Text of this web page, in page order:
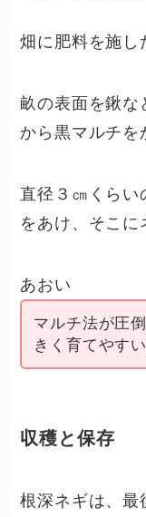
畑に肥料を施し
畝の表面を鍬な
から黒マルチを
直径３㎝くらい
をあけ、そこに
あおい
マルチ法が圧
きく育てやす
収穫と保存
根深ネギは、最